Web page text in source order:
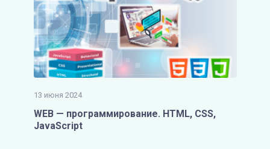
13 июня 2024
WEB — программирование. HTML, CSS,
JavaScript